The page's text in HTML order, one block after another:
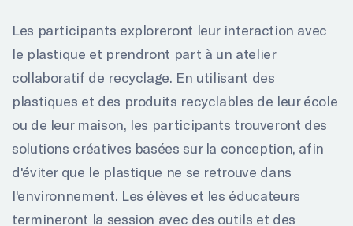
Les participants exploreront leur interaction avec
le plastique et prendront part à un atelier
collaboratif de recyclage. En utilisant des
plastiques et des produits recyclables de leur école
ou de leur maison, les participants trouveront des
solutions créatives basées sur la conception, afin
d'éviter que le plastique ne se retrouve dans
l'environnement. Les élèves et les éducateurs
termineront la session avec des outils et des